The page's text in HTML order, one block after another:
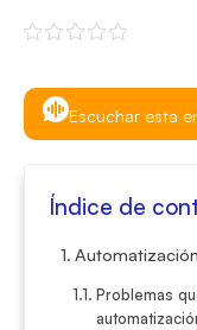
Escuchar esta
Índice de
Problemas